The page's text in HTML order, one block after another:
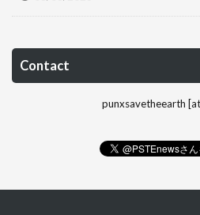
Contact
punxsavetheearth